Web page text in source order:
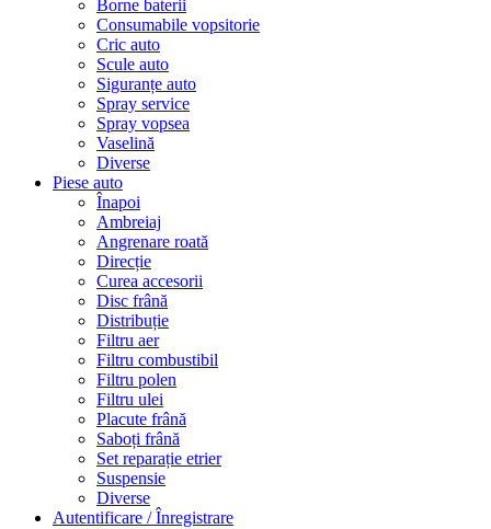
Borne baterii
Consumabile vopsitorie
Cric auto
Scule auto
Siguranțe auto
Spray service
Spray vopsea
Vaselină
Diverse
Piese auto
Înapoi
Ambreiaj
Angrenare roată
Direcție
Curea accesorii
Disc frână
Distribuție
Filtru aer
Filtru combustibil
Filtru polen
Filtru ulei
Placute frână
Saboți frână
Set reparație etrier
Suspensie
Diverse
Autentificare / Înregistrare